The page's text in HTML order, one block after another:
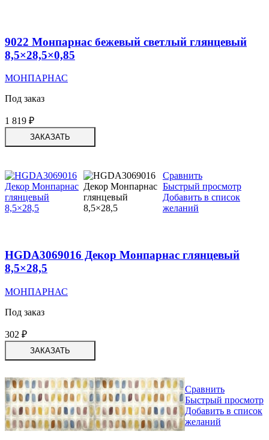
9022 Монпарнас бежевый светлый глянцевый
8,5×28,5×0,85
МОНПАРНАС
Под заказ
1 819 ₽
ЗАКАЗАТЬ
Сравнить
Быстрый просмотр
Добавить в список
желаний
HGDA3069016 Декор Монпарнас глянцевый
8,5×28,5
МОНПАРНАС
Под заказ
302 ₽
ЗАКАЗАТЬ
Сравнить
Быстрый просмотр
Добавить в список
желаний